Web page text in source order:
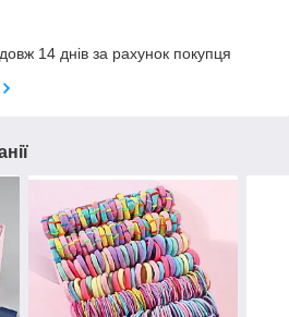
14 днів за рахунок покупця